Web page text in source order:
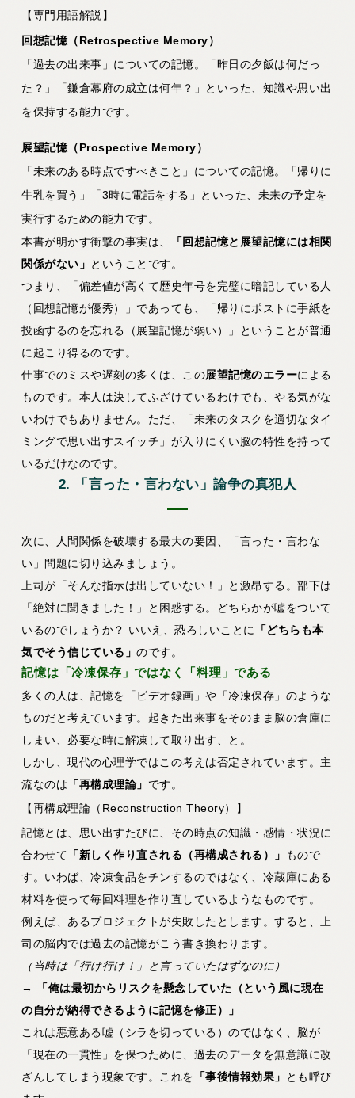
【専門用語解説】
回想記憶（Retrospective Memory）
「過去の出来事」についての記憶。「昨日の夕飯は何だっ
た？」「鎌倉幕府の成立は何年？」といった、知識や思い出
を保持する能力です。
展望記憶（Prospective Memory）
「未来のある時点ですべきこと」についての記憶。「帰りに
牛乳を買う」「3時に電話をする」といった、未来の予定を
実行するための能力です。
本書が明かす衝撃の事実は、
「回想記憶と展望記憶には相関
関係がない」 ということです。
つまり、「偏差値が高くて歴史年号を完璧に暗記している人
（回想記憶が優秀）」であっても、「帰りにポストに手紙を
投函するのを忘れる（展望記憶が弱い）」ということが普通
に起こり得るのです。
仕事でのミスや遅刻の多くは、この展望記憶のエラーによる
ものです。本人は決してふざけているわけでも、やる気がな
いわけでもありません。ただ、「未来のタスクを適切なタイ
ミングで思い出すスイッチ」が入りにくい脳の特性を持って
いるだけなのです。
2. 「言った・言わない」論争の真犯人
次に、人間関係を破壊する最大の要因、「言った・言わな
い」問題に切り込みましょう。
上司が「そんな指示は出していない！」と激昂する。部下は
「絶対に聞きました！」と困惑する。どちらかが嘘をついて
いるのでしょうか？ いいえ、恐ろしいことに
「どちらも本
気でそう信じている」のです。
記憶は「冷凍保存」ではなく「料理」である
多くの人は、記憶を「ビデオ録画」や「冷凍保存」のような
ものだと考えています。起きた出来事をそのまま脳の倉庫に
しまい、必要な時に解凍して取り出す、と。
しかし、現代の心理学ではこの考えは否定されています。主
流なのは 「再構成理論」 です。
【再構成理論（Reconstruction Theory）】
記憶とは、思い出すたびに、その時点の知識・感情・状況に
合わせて 「新しく作り直される（再構成される）」
もので
す。いわば、冷凍食品をチンするのではなく、冷蔵庫にある
材料を使って毎回料理を作り直しているようなものです。
例えば、あるプロジェクトが失敗したとします。すると、上
司の脳内では過去の記憶がこう書き換わります。
（当時は「行け行け！」と言っていたはずなのに）
→ 「俺は最初からリスクを懸念していた（という風に現在
の自分が納得できるように記憶を修正）」
これは悪意ある嘘（シラを切っている）のではなく、脳が
「現在の一貫性」を保つために、過去のデータを無意識に改
ざんしてしまう現象です。これを
「事後情報効果」
とも呼び